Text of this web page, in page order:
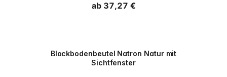
Normaler Preis
ab 37,27 €
Blockbodenbeutel Natron Natur mit
Sichtfenster